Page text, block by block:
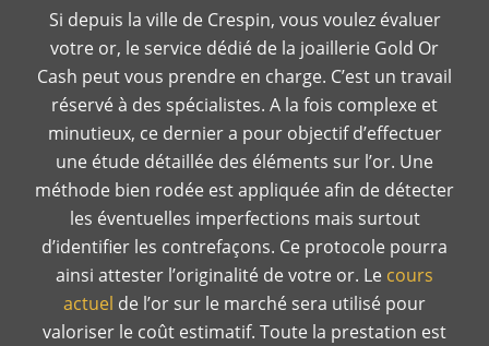
Si depuis la ville de Crespin, vous voulez évaluer
votre or, le service dédié de la joaillerie Gold Or
Cash peut vous prendre en charge. C’est un travail
réservé à des spécialistes. A la fois complexe et
minutieux, ce dernier a pour objectif d’effectuer
une étude détaillée des éléments sur l’or. Une
méthode bien rodée est appliquée afin de détecter
les éventuelles imperfections mais surtout
d’identifier les contrefaçons. Ce protocole pourra
ainsi attester l’originalité de votre or. Le cours
actuel de l’or sur le marché sera utilisé pour
valoriser le coût estimatif. Toute la prestation est